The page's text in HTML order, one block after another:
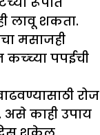
लावू शकता.
मसाजही
पपईची
रोज
काही उपाय